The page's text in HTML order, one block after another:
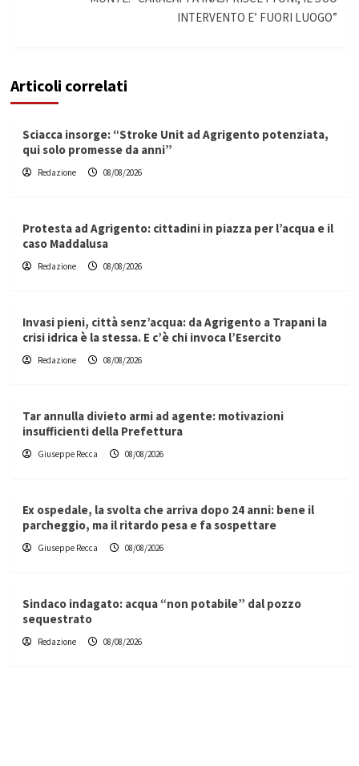
INTERVENTO E’ FUORI LUOGO”
Articoli correlati
Sciacca insorge: “Stroke Unit ad Agrigento potenziata,
qui solo promesse da anni”
Redazione 08/08/2026
Protesta ad Agrigento: cittadini in piazza per l’acqua e il
caso Maddalusa
Redazione 08/08/2026
Invasi pieni, città senz’acqua: da Agrigento a Trapani la
crisi idrica è la stessa. E c’è chi invoca l’Esercito
Redazione 08/08/2026
Tar annulla divieto armi ad agente: motivazioni
insufficienti della Prefettura
Giuseppe Recca 08/08/2026
Ex ospedale, la svolta che arriva dopo 24 anni: bene il
parcheggio, ma il ritardo pesa e fa sospettare
Giuseppe Recca 08/08/2026
Sindaco indagato: acqua “non potabile” dal pozzo
sequestrato
Redazione 08/08/2026